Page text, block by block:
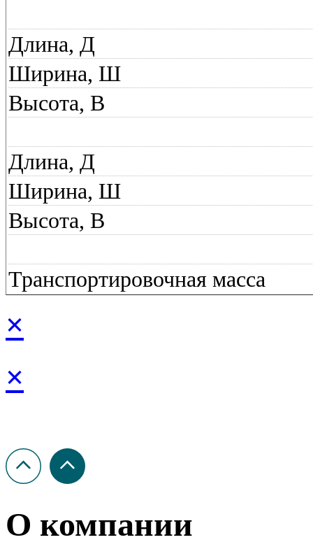
Длина, Д
Ширина, Ш
Высота, В
Длина, Д
Ширина, Ш
Высота, В
Транспортировочная масса
×
×
О компании